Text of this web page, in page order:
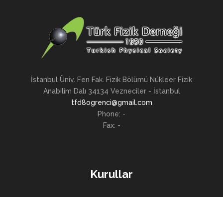
İstanbul Üniv. Fen Fak. Fizik Bölümü Nükleer Fizik
Anabilim Dalı 34134 Vezneciler - İstanbul
tfd8ogrenci@gmail.com
Phone: -
Fax: -
Kurullar